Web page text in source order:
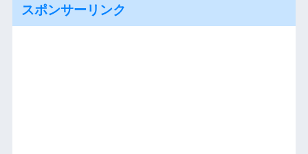
スポンサーリンク